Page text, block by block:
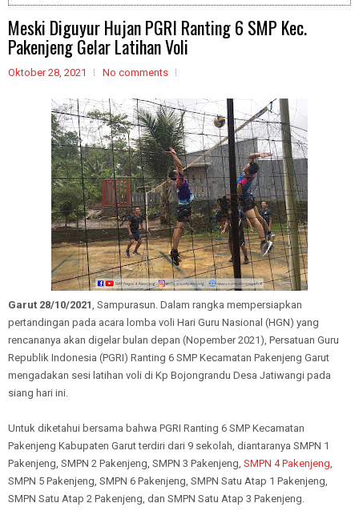
Meski Diguyur Hujan PGRI Ranting 6 SMP Kec.
Pakenjeng Gelar Latihan Voli
Oktober 28, 2021 No comments
Garut 28/10/2021, Sampurasun. Dalam rangka mempersiapkan
pertandingan pada acara lomba voli Hari Guru Nasional (HGN) yang
rencananya akan digelar bulan depan (Nopember 2021), Persatuan Guru
Republik Indonesia (PGRI) Ranting 6 SMP Kecamatan Pakenjeng Garut
mengadakan sesi latihan voli di Kp Bojongrandu Desa Jatiwangi pada
siang hari ini.
Untuk diketahui bersama bahwa PGRI Ranting 6 SMP Kecamatan
Pakenjeng Kabupaten Garut terdiri dari 9 sekolah, diantaranya SMPN 1
Pakenjeng, SMPN 2 Pakenjeng, SMPN 3 Pakenjeng, SMPN 4 Pakenjeng,
SMPN 5 Pakenjeng, SMPN 6 Pakenjeng, SMPN Satu Atap 1 Pakenjeng,
SMPN Satu Atap 2 Pakenjeng, dan SMPN Satu Atap 3 Pakenjeng.